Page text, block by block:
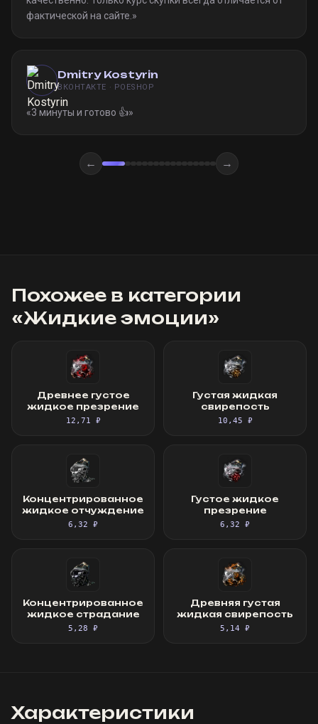
фактической на сайте. »
Dmitry Kostyrin
ВКОНТАКТЕ · POESHOP
«3 минуты и готово 👍»
← →
Похожее в категории
«Жидкие эмоции»
Древнее густое
жидкое презрение
12,71 ₽
Густая жидкая
свирепость
10,45 ₽
Концентрированное
жидкое отчуждение
6,32 ₽
Густое жидкое
презрение
6,32 ₽
Концентрированное
жидкое страдание
5,28 ₽
Древняя густая
жидкая свирепость
5,14 ₽
Характеристики